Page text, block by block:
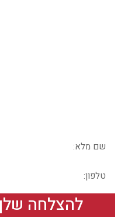
להצלחה